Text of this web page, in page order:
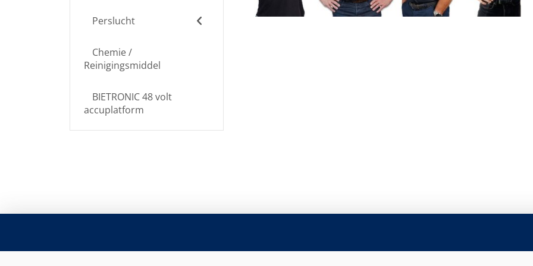
Perslucht
Chemie /
Reinigingsmiddel
BIETRONIC 48 volt
accuplatform